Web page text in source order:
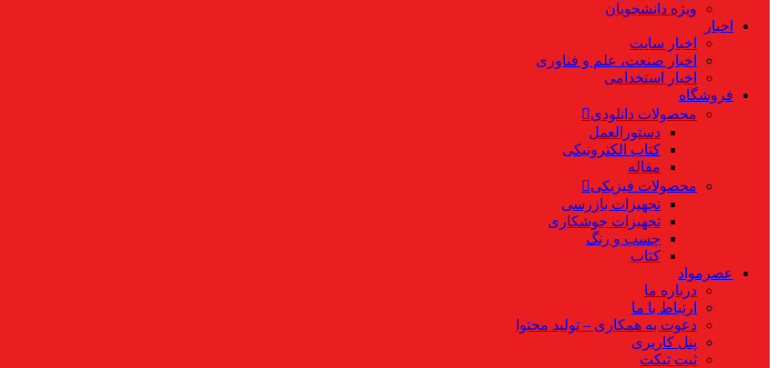
ویژه دانشجویان
اخبار
اخبار سایت
اخبار صنعت، علم و فناوری
اخبار استخدامی
فروشگاه
محصولات دانلودی
دستورالعمل
کتاب الکترونیکی
مقاله
محصولات فیزیکی
تجهیزات بازرسی
تجهیزات جوشکاری
چسب و رنگ
کتاب
عصرمواد
درباره ما
ارتباط با ما
دعوت به همکاری – تولید محتوا
پنل کاربری
ثبت تیکت